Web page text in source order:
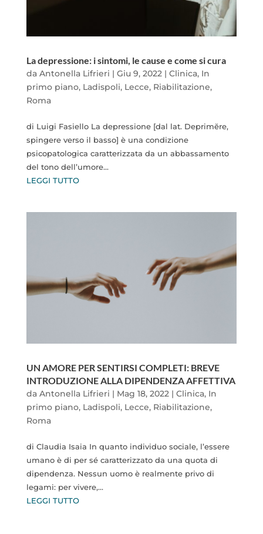
La depressione: i sintomi, le cause e come si cura
da Antonella Lifrieri | Giu 9, 2022| Clinica, In
primo piano, Ladispoli, Lecce, Riabilitazione,
Roma
di Luigi Fasiello La depressione [dal lat. Deprimĕre,
spingere verso il basso] è una condizione
psicopatologica caratterizzata da un abbassamento
del tono dell’umore...
LEGGI TUTTO
UN AMORE PER SENTIRSI COMPLETI: BREVE
INTRODUZIONE ALLA DIPENDENZA AFFETTIVA
da Antonella Lifrieri | Mag 18, 2022| Clinica, In
primo piano, Ladispoli, Lecce, Riabilitazione,
Roma
di Claudia Isaia In quanto individuo sociale, l’essere
umano è di per sé caratterizzato da una quota di
dipendenza. Nessun uomo è realmente privo di
legami: per vivere,...
LEGGI TUTTO